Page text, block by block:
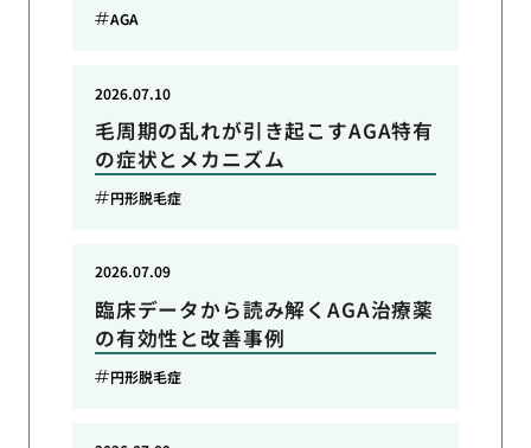
AGA
毛周期の乱れが引き起こすAGA特有
の症状とメカニズム
2026.07.10
円形脱毛症
臨床データから読み解くAGA治療薬
の有効性と改善事例
2026.07.09
円形脱毛症